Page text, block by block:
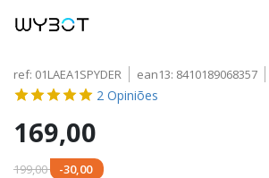
ref: 01LAEA1SPYDER ean13: 8410189068357
2 Opiniões
169,00
199,00 -30,00